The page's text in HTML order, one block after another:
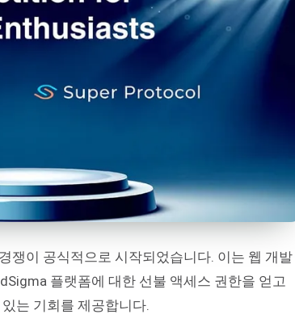
쟁이 공식적으로 시작되었습니다. 이는 웹 개발
플랫폼에 대한 선불 액세스 권한을 얻고
는 기회를 제공합니다.